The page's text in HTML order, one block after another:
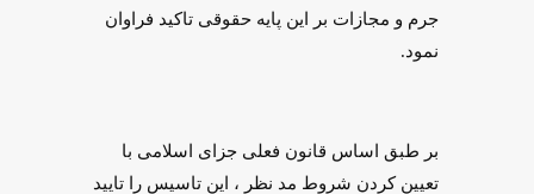
جرم و مجازات بر این پایه حقوقی تاکید فراوان
نمود.
بر طبق اساس قانون فعلی جزای اسلامی با
تعیین کردن شروط مد نظر ، این تاسیس را تایید